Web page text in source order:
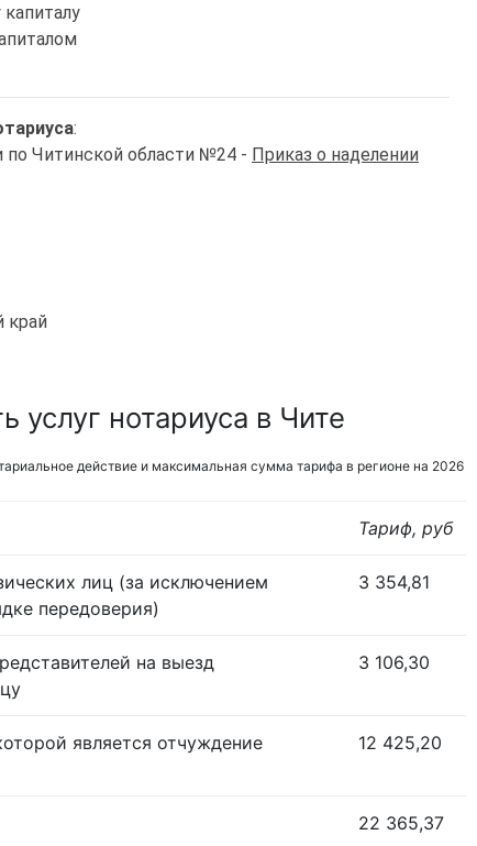
:
по Читинской области №24 - Приказ о наделении
край
услуг нотариуса в Чите
действие и максимальная сумма тарифа в регионе на 2026
Тариф, руб
лиц (за исключением
передоверия)
3 354,81
на выезд
3 106,30
является отчуждение
12 425,20
22 365,37